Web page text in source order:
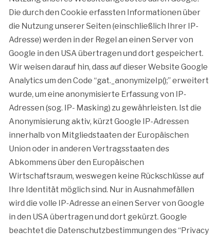
Die durch den Cookie erfassten Informationen über
die Nutzung unserer Seiten (einschließlich Ihrer IP-
Adresse) werden in der Regel an einen Server von
Google in den USA übertragen und dort gespeichert.
Wir weisen darauf hin, dass auf dieser Website Google
Analytics um den Code “gat._anonymizeIp();” erweitert
wurde, um eine anonymisierte Erfassung von IP-
Adressen (sog. IP- Masking) zu gewährleisten. Ist die
Anonymisierung aktiv, kürzt Google IP-Adressen
innerhalb von Mitgliedstaaten der Europäischen
Union oder in anderen Vertragsstaaten des
Abkommens über den Europäischen
Wirtschaftsraum, weswegen keine Rückschlüsse auf
Ihre Identität möglich sind. Nur in Ausnahmefällen
wird die volle IP-Adresse an einen Server von Google
in den USA übertragen und dort gekürzt. Google
beachtet die Datenschutzbestimmungen des “Privacy